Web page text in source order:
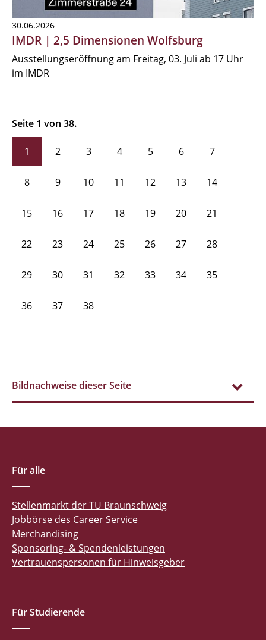
30.06.2026
IMDR | 2,5 Dimensionen Wolfsburg
Ausstellungseröffnung am Freitag, 03. Juli ab 17 Uhr
im IMDR
Seite 1 von 38.
1 2 3 4 5 6 7
8 9 10 11 12 13 14
15 16 17 18 19 20 21
22 23 24 25 26 27 28
29 30 31 32 33 34 35
36 37 38
Bildnachweise dieser Seite
Für alle
Stellenmarkt der TU Braunschweig
Jobbörse des Career Service
Merchandising
Sponsoring- & Spendenleistungen
Vertrauenspersonen für Hinweisgeber
Für Studierende